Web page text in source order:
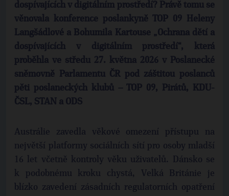
dospívajících v digitálním prostředí? Právě tomu se
věnovala konference poslankyně TOP 09 Heleny
Langšádlové a Bohumila Kartouse „Ochrana dětí a
dospívajících v digitálním prostředí“, která
proběhla ve středu 27. května 2026 v Poslanecké
sněmovně Parlamentu ČR pod záštitou poslanců
pěti poslaneckých klubů – TOP 09, Pirátů, KDU-
ČSL, STAN a ODS
Austrálie zavedla věkové omezení přístupu na
největší platformy sociálních sítí pro osoby mladší
16 let včetně kontroly věku uživatelů. Dánsko se
k podobnému kroku chystá, Velká Británie je
blízko zavedení zásadních regulatorních opatření